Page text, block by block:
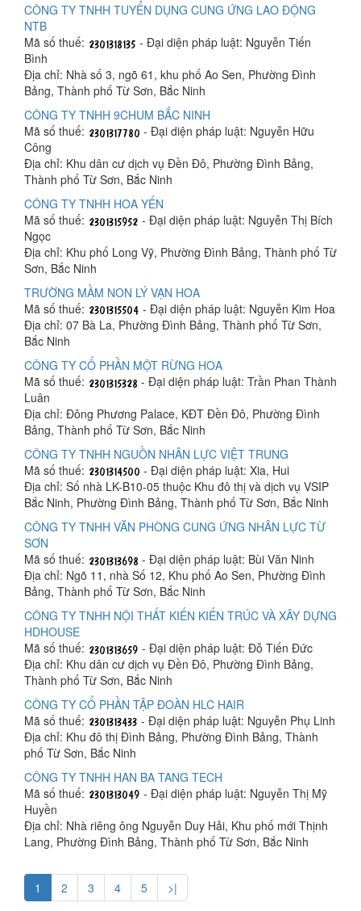
CÔNG TY TNHH TUYỂN DỤNG CUNG ỨNG LAO ĐỘNG
NTB
Mã số thuế:
- Đại diện pháp luật: Nguyễn Tiến
Bình
Địa chỉ: Nhà số 3, ngõ 61, khu phố Ao Sen, Phường Đình
Bảng, Thành phố Từ Sơn, Bắc Ninh
CÔNG TY TNHH 9CHUM BẮC NINH
Mã số thuế:
- Đại diện pháp luật: Nguyễn Hữu
Công
Địa chỉ: Khu dân cư dịch vụ Đền Đô, Phường Đình Bảng,
Thành phố Từ Sơn, Bắc Ninh
CÔNG TY TNHH HOA YẾN
Mã số thuế:
- Đại diện pháp luật: Nguyễn Thị Bích
Ngọc
Địa chỉ: Khu phố Long Vỹ, Phường Đình Bảng, Thành phố Từ
Sơn, Bắc Ninh
TRƯỜNG MẦM NON LÝ VẠN HOA
Mã số thuế:
- Đại diện pháp luật: Nguyễn Kim Hoa
Địa chỉ: 07 Bà La, Phường Đình Bảng, Thành phố Từ Sơn,
Bắc Ninh
CÔNG TY CỔ PHẦN MỘT RỪNG HOA
Mã số thuế:
- Đại diện pháp luật: Trần Phan Thành
Luân
Địa chỉ: Đông Phương Palace, KĐT Đền Đô, Phường Đình
Bảng, Thành phố Từ Sơn, Bắc Ninh
CÔNG TY TNHH NGUỒN NHÂN LỰC VIỆT TRUNG
Mã số thuế:
- Đại diện pháp luật: Xia, Hui
Địa chỉ: Số nhà LK-B10-05 thuộc Khu đô thị và dịch vụ VSIP
Bắc Ninh, Phường Đình Bảng, Thành phố Từ Sơn, Bắc Ninh
CÔNG TY TNHH VĂN PHÒNG CUNG ỨNG NHÂN LỰC TỪ
SƠN
Mã số thuế:
- Đại diện pháp luật: Bùi Văn Ninh
Địa chỉ: Ngõ 11, nhà Số 12, Khu phố Ao Sen, Phường Đình
Bảng, Thành phố Từ Sơn, Bắc Ninh
CÔNG TY TNHH NỘI THẤT KIẾN KIẾN TRÚC VÀ XÂY DỰNG
HDHOUSE
Mã số thuế:
- Đại diện pháp luật: Đỗ Tiến Đức
Địa chỉ: Khu dân cư dịch vụ Đền Đô, Phường Đình Bảng,
Thành phố Từ Sơn, Bắc Ninh
CÔNG TY CỔ PHẦN TẬP ĐOÀN HLC HAIR
Mã số thuế:
- Đại diện pháp luật: Nguyễn Phụ Linh
Địa chỉ: Khu đô thị Đình Bảng, Phường Đình Bảng, Thành
phố Từ Sơn, Bắc Ninh
CÔNG TY TNHH HAN BA TANG TECH
Mã số thuế:
- Đại diện pháp luật: Nguyễn Thị Mỹ
Huyền
Địa chỉ: Nhà riêng ông Nguyễn Duy Hải, Khu phố mới Thịnh
Lang, Phường Đình Bảng, Thành phố Từ Sơn, Bắc Ninh
1 2 3 4 5 >|